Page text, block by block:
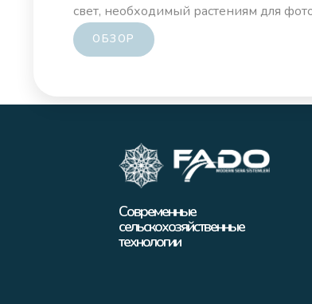
свет, необходимый растениям для
ОБЗОР
Современные
сельскохозяйственные
технологии